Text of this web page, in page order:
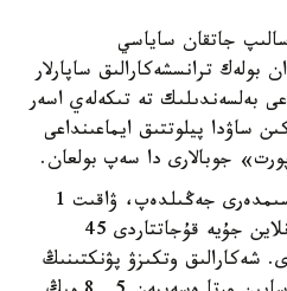
جاتقان ساياسي
بولەك ترانسشەكارالىق ساپارلار
بەلسەندىلىك تە تىكەلەي اسەر
ساۋدا پيلوتتىق ايماعىنداعى
جوبالارى دا سەپ بولعان.
كولىك قۇرالدارىن تەكسەرۋ راسىمدەرى جەڭىلدەپ، ۋاقىت 1
مينۋتقا دەيىن قىسقاردى. ال ونلاين جۇيە قۇجاتتاردى 45
شەكارالىق وتكىزۋ پۋنكتىنىڭ